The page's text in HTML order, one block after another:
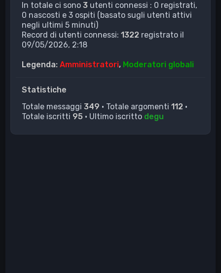
In totale ci sono3 utenti connessi : 0 registrati,
0 nascosti e 3 ospiti (basato sugli utenti attivi
negli ultimi 5 minuti)
Record di utenti connessi:1322 registrato il
09/05/2026, 2:18
Legenda:Amministratori, Moderatori globali
Statistiche
Totale messaggi349 • Totale argomenti112 •
Totale iscritti 95 • Ultimo iscritto degu